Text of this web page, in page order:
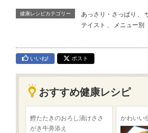
健康レシピカテゴリー あっさり・さっぱり 、
テイスト 、 メニュー別
いいね! ポスト
おすすめ健康レシピ
鰹たたきのおろし漬けささ
がき牛蒡添え
かわいい